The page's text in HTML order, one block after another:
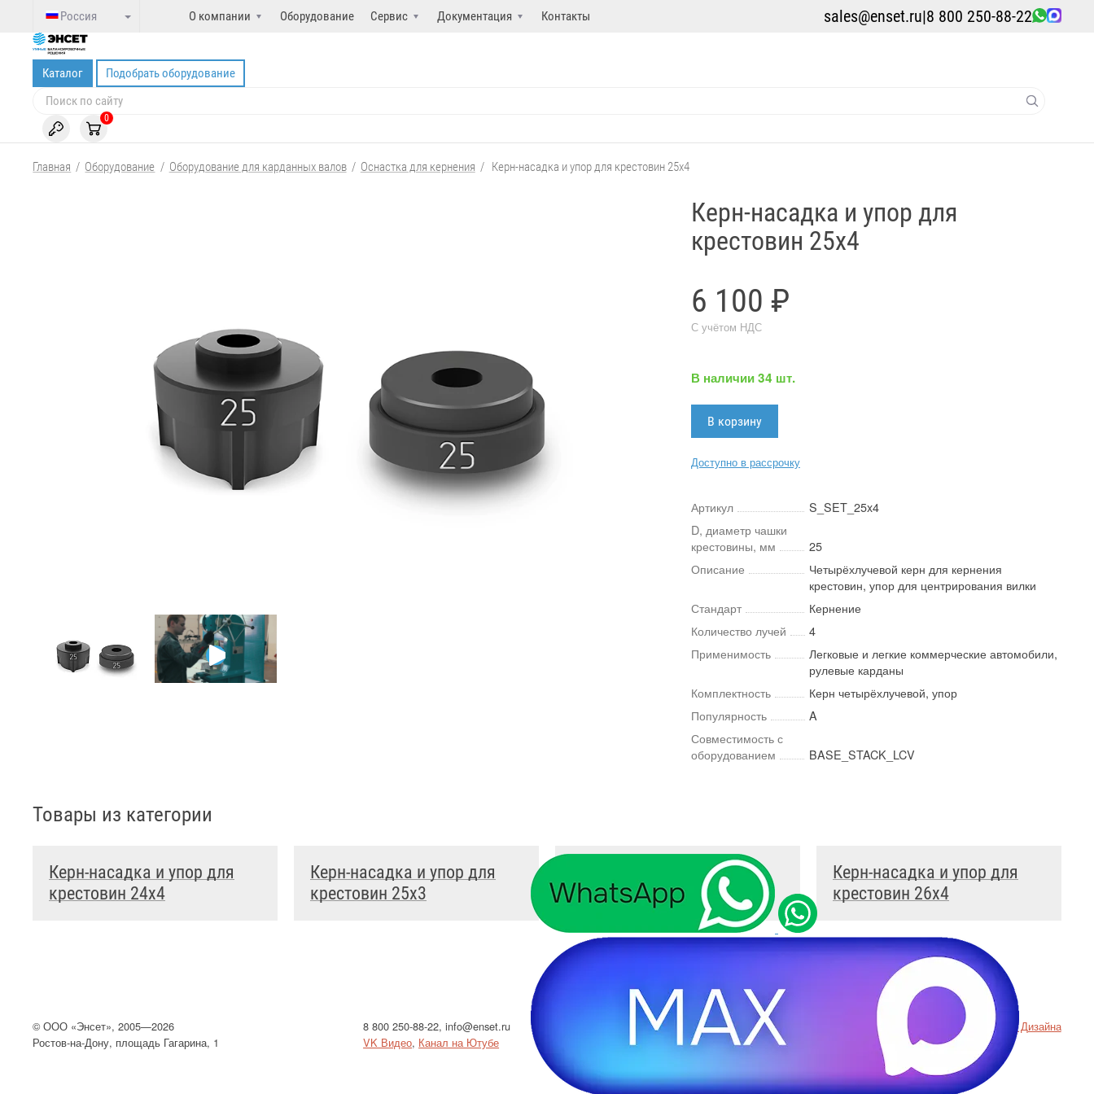
Россия О компании Оборудование Сервис Документация Контакты sales@enset.ru|8 800 250-88-22
Каталог Подобрать оборудование
0
Главная / Оборудование / Оборудование для карданных валов / Оснастка для кернения / Керн-насадка и упор для крестовин 25x4
Керн-насадка и упор для
крестовин 25x4
6 100 ₽
С учётом НДС
В наличии 34 шт.
Доступно в рассрочку
Артикул
S_SET_25x4
D, диаметр чашки
крестовины, мм
25
Описание
Четырёхлучевой керн для кернения
крестовин, упор для центрирования вилки
Стандарт
Кернение
Количество лучей
4
Применимость
Легковые и легкие коммерческие автомобили,
рулевые карданы
Комплектность
Керн четырёхлучевой, упор
Популярность
A
Совместимость с
оборудованием
BASE_STACK_LCV
Товары из категории
Керн-насадка и упор для
крестовин 24x4
Керн-насадка и упор для
крестовин 25x3
Керн-насадка и упор для
крестовин 26x3
Керн-насадка и упор для
крестовин 26x4
©ООО «Энсет», 2005—2026
Ростов-на-Дону, площадь Гагарина, 1
8 800 250-88-22,info@enset.ru
VK Видео, Канал на Ютубе
Политика конфиденциальности
Использование cookie
Пример Хорошего Дизайна